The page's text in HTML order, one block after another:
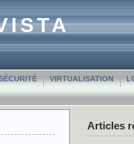
VIRTUALISATION
Articles